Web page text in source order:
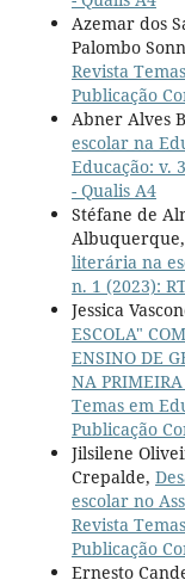
Azemar dos
Palombo
Revista
Publicação
Abner Alves
escolar na
Educação: v.
- Qualis A4
Stéfane de
literária na
n. 1 (2023):
Jessica
ESCOLA"
ENSINO DE
NA
Temas em
Publicação
Jilsilene
Crepalde,
escolar no
Revista
Publicação
Ernesto